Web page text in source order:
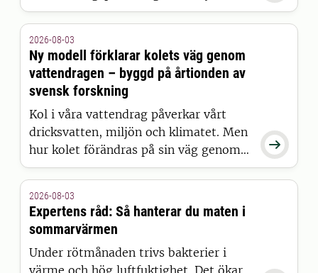
naturrestaureringslag. Men hur
Det undersöker SLU:s Skogen &
människan i ett nytt poddavsnitt.

2026-08-03
Ny modell förklarar kolets väg genom
vattendragen – byggd på årtionden av
svensk forskning
Kol i våra vattendrag påverkar vårt
dricksvatten, miljön och klimatet. Men
hur kolet förändras på sin väg genom
landskapet har länge varit svårt att
SLU en ny modell som kan ge den
hittills mest kompletta bilden – och
resultaten publiceras i Nature Water.
2026-08-03
Expertens råd: Så hanterar du maten i
sommarvärmen
Under rötmånaden trivs bakterier i